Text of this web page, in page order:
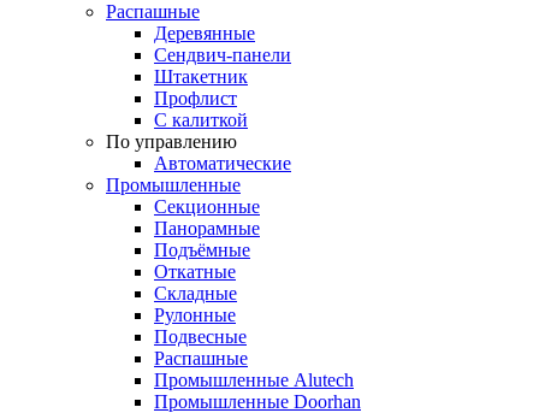
Распашные
Деревянные
Сендвич-панели
Штакетник
Профлист
С калиткой
По управлению
Автоматические
Промышленные
Секционные
Панорамные
Подъёмные
Откатные
Складные
Рулонные
Подвесные
Распашные
Промышленные Alutech
Промышленные Doorhan